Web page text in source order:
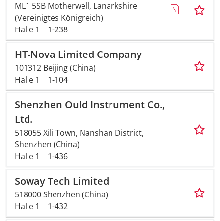
ML1 5SB Motherwell, Lanarkshire
(Vereinigtes Königreich)
Halle 1
1-238
HT-Nova Limited Company
101312 Beijing (China)
Halle 1
1-104
Shenzhen Ould Instrument Co.,
Ltd.
518055 Xili Town, Nanshan District,
Shenzhen (China)
Halle 1
1-436
Soway Tech Limited
518000 Shenzhen (China)
Halle 1
1-432